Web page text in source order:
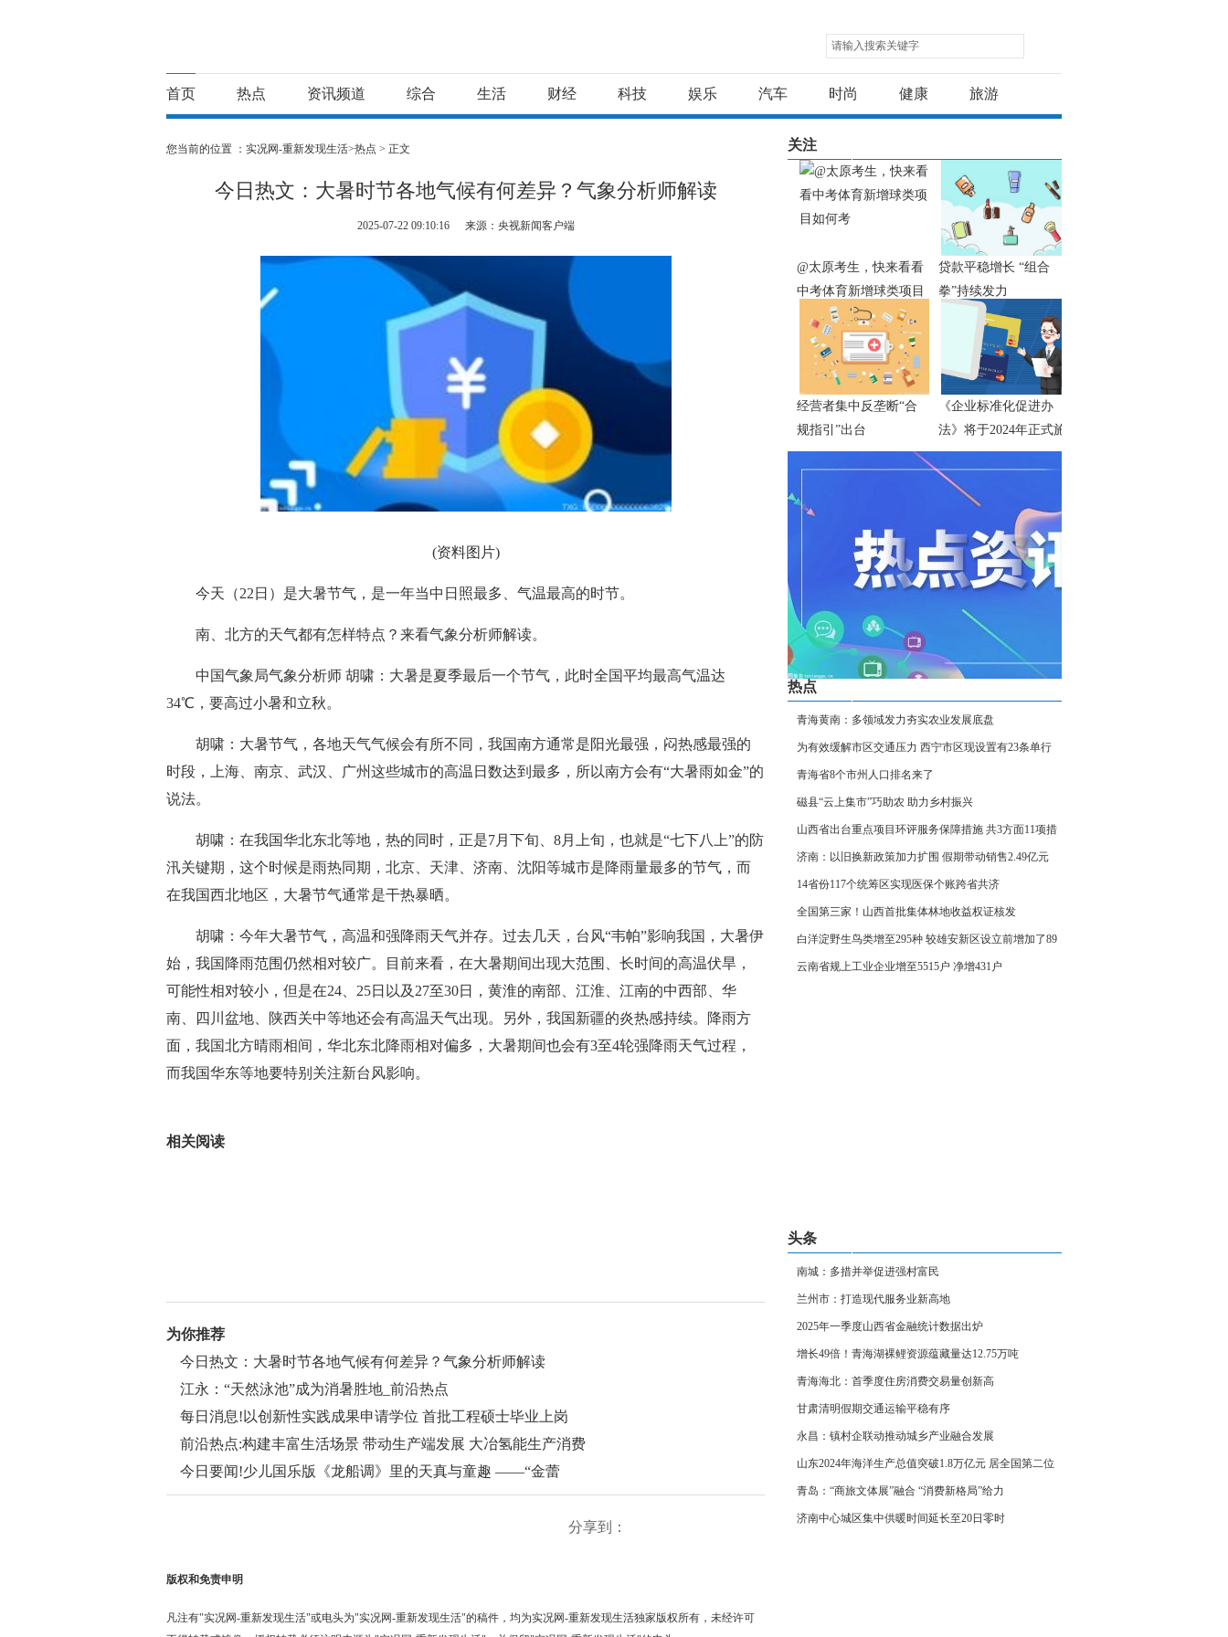
请输入搜索关键字
首页 热点 资讯频道 综合 生活 财经 科技 娱乐 汽车 时尚 健康 旅游
您当前的位置 ： 实况网-重新发现生活>热点 > 正文
今日热文：大暑时节各地气候有何差异？气象分析师解读
2025-07-22 09:10:16 来源：央视新闻客户端
(资料图片)
今天（22日）是大暑节气，是一年当中日照最多、气温最高的时节。
南、北方的天气都有怎样特点？来看气象分析师解读。
中国气象局气象分析师 胡啸：大暑是夏季最后一个节气，此时全国平均最高气温达
34℃，要高过小暑和立秋。
胡啸：大暑节气，各地天气气候会有所不同，我国南方通常是阳光最强，闷热感最强的
时段，上海、南京、武汉、广州这些城市的高温日数达到最多，所以南方会有“大暑雨如金”的
说法。
胡啸：在我国华北东北等地，热的同时，正是7月下旬、8月上旬，也就是“七下八上”的防
汛关键期，这个时候是雨热同期，北京、天津、济南、沈阳等城市是降雨量最多的节气，而
在我国西北地区，大暑节气通常是干热暴晒。
胡啸：今年大暑节气，高温和强降雨天气并存。过去几天，台风“韦帕”影响我国，大暑伊
始，我国降雨范围仍然相对较广。目前来看，在大暑期间出现大范围、长时间的高温伏旱，
可能性相对较小，但是在24、25日以及27至30日，黄淮的南部、江淮、江南的中西部、华
南、四川盆地、陕西关中等地还会有高温天气出现。另外，我国新疆的炎热感持续。降雨方
面，我国北方晴雨相间，华北东北降雨相对偏多，大暑期间也会有3至4轮强降雨天气过程，
而我国华东等地要特别关注新台风影响。
相关阅读
为你推荐
今日热文：大暑时节各地气候有何差异？气象分析师解读
江永：“天然泳池”成为消暑胜地_前沿热点
每日消息!以创新性实践成果申请学位 首批工程硕士毕业上岗
前沿热点:构建丰富生活场景 带动生产端发展 大冶氢能生产消费
步入良性循环
今日要闻!少儿国乐版《龙船调》里的天真与童趣 ——“金蕾
杯”少儿艺术展演的美育观察
分享到：
版权和免责申明
凡注有"实况网-重新发现生活"或电头为"实况网-重新发现生活"的稿件，均为实况网-重新发现生活独家版权所有，未经许可
关注
@太原考生，快来看看
中考体育新增球类项目
如何考
贷款平稳增长 “组合
拳”持续发力
经营者集中反垄断“合
规指引”出台
《企业标准化促进办
法》将于2024年正式施
行
热点
青海黄南：多领域发力夯实农业发展底盘
为有效缓解市区交通压力 西宁市区现设置有23条单行
道
青海省8个市州人口排名来了
磁县“云上集市”巧助农 助力乡村振兴
山西省出台重点项目环评服务保障措施 共3方面11项措
施
济南：以旧换新政策加力扩围 假期带动销售2.49亿元
14省份117个统筹区实现医保个账跨省共济
全国第三家！山西首批集体林地收益权证核发
白洋淀野生鸟类增至295种 较雄安新区设立前增加了89
种
云南省规上工业企业增至5515户 净增431户
头条
南城：多措并举促进强村富民
兰州市：打造现代服务业新高地
2025年一季度山西省金融统计数据出炉
增长49倍！青海湖裸鲤资源蕴藏量达12.75万吨
青海海北：首季度住房消费交易量创新高
甘肃清明假期交通运输平稳有序
永昌：镇村企联动推动城乡产业融合发展
山东2024年海洋生产总值突破1.8万亿元 居全国第二位
青岛：“商旅文体展”融合 “消费新格局”给力
济南中心城区集中供暖时间延长至20日零时